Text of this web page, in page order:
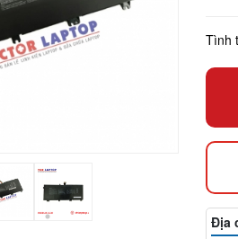
Tình
Địa